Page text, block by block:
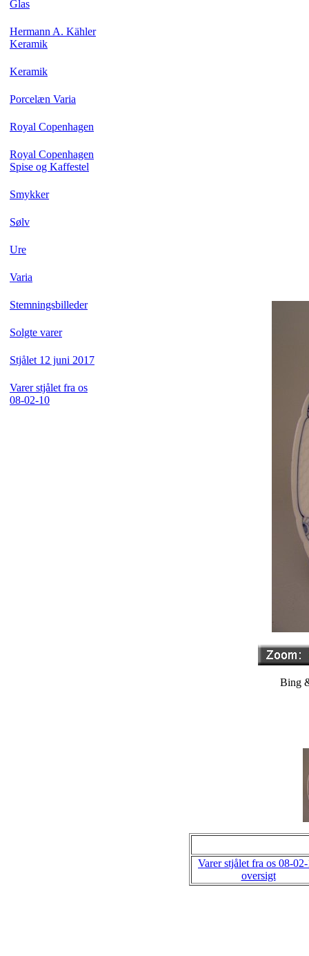
Glas
Hermann A. Kähler
Keramik
Keramik
Porcelæn Varia
Royal Copenhagen
Royal Copenhagen
Spise og Kaffestel
Smykker
Sølv
Ure
Varia
Stemningsbilleder
Solgte varer
Stjålet 12 juni 2017
Varer stjålet fra os
08-02-10
Bing
Varer stjålet fra os 08-
oversigt